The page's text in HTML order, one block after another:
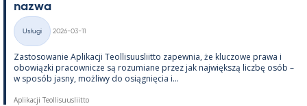
nazwa
Kategorie
Usługi
2026-03-11
Zas­to­sowa­nie Apli­kacji Teol­li­suus­liitto za­pew­nia, że kluczowe prawa i
obowiązki pracow­nicze są rozu­miane przez jak największą liczbę osób –
w sposób jasny, moż­liwy do osiąg­nięcia i...
Aplikacji Teollisuusliitto